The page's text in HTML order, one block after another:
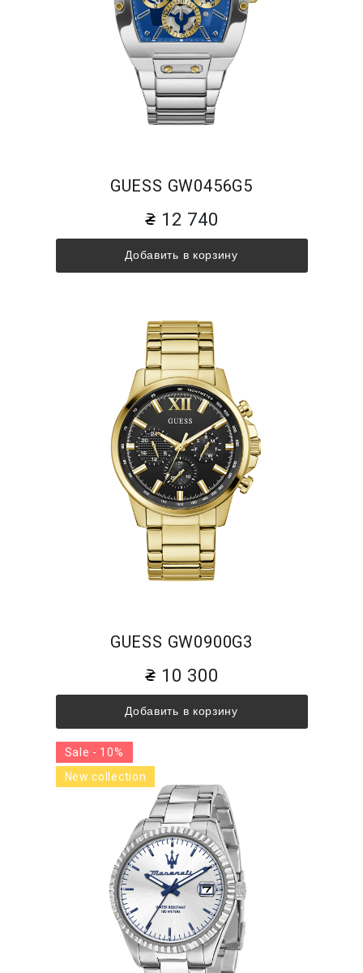
GUESS GW0456G5
12 740
Добавить в корзину
GUESS GW0900G3
10 300
Добавить в корзину
Sale - 10%
New collection